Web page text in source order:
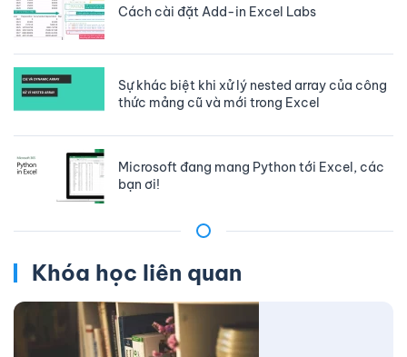
Cách cài đặt Add-in Excel Labs
Sự khác biệt khi xử lý nested array của công
thức mảng cũ và mới trong Excel
Microsoft đang mang Python tới Excel, các
bạn ơi!
Khóa học liên quan